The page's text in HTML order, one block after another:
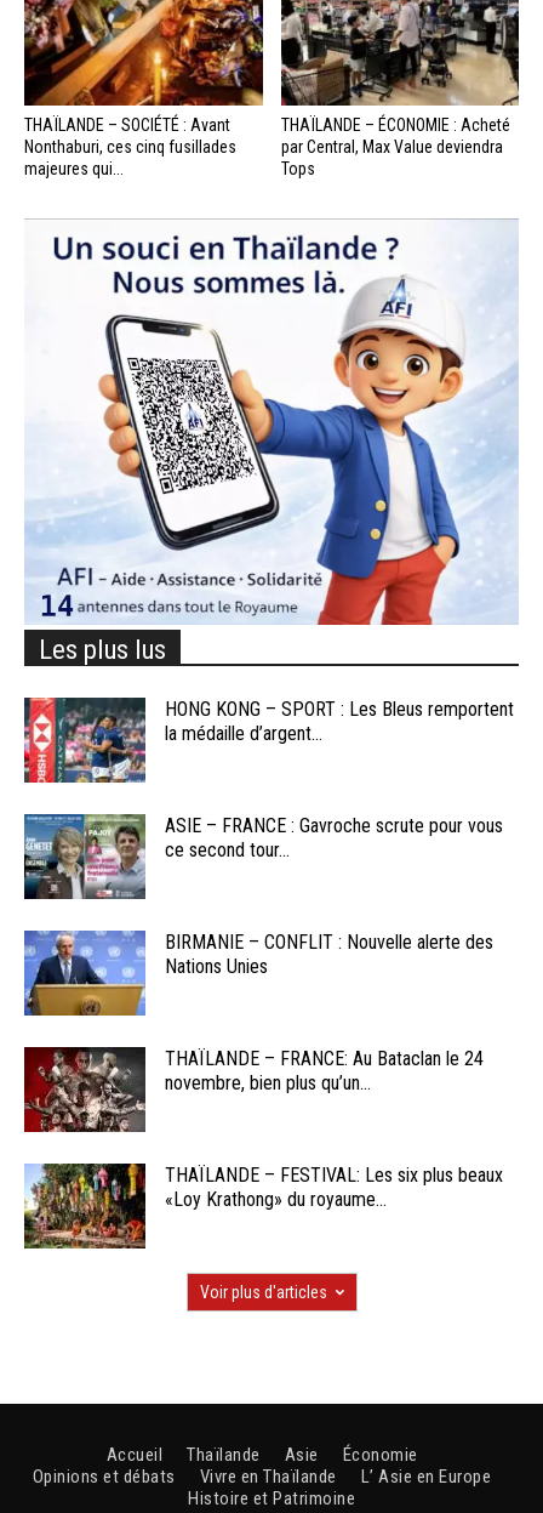
THAÏLANDE – SOCIÉTÉ : Avant
Nonthaburi, ces cinq fusillades
majeures qui...
THAÏLANDE – ÉCONOMIE : Acheté
par Central, Max Value deviendra
Tops
Les plus lus
HONG KONG – SPORT : Les Bleus remportent
la médaille d’argent...
ASIE – FRANCE : Gavroche scrute pour vous
ce second tour...
BIRMANIE – CONFLIT : Nouvelle alerte des
Nations Unies
THAÏLANDE – FRANCE: Au Bataclan le 24
novembre, bien plus qu’un...
THAÏLANDE – FESTIVAL: Les six plus beaux
«Loy Krathong» du royaume...
Voir plus d'articles
Accueil Thaïlande Asie
Économie
Opinions et débats
Vivre en Thaïlande
L’ Asie en Europe
Histoire et Patrimoine